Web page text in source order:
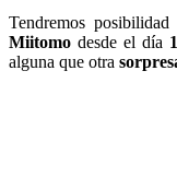
Tendremos
Miitomo desde el día
alguna que otra